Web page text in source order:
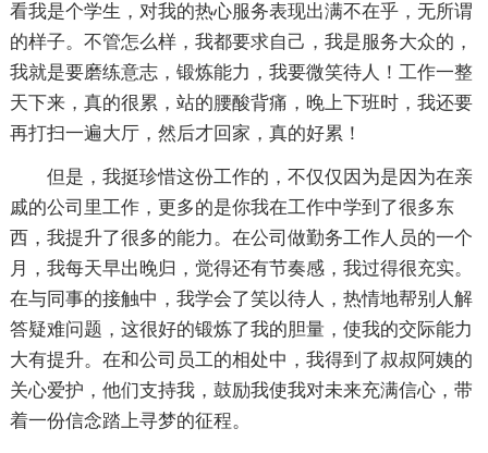
看我是个学生，对我的热心服务表现出满不在乎，无所谓
的样子。不管怎么样，我都要求自己，我是服务大众的，
我就是要磨练意志，锻炼能力，我要微笑待人！工作一整
天下来，真的很累，站的腰酸背痛，晚上下班时，我还要
再打扫一遍大厅，然后才回家，真的好累！
但是，我挺珍惜这份工作的，不仅仅因为是因为在亲
戚的公司里工作，更多的是你我在工作中学到了很多东
西，我提升了很多的能力。在公司做勤务工作人员的一个
月，我每天早出晚归，觉得还有节奏感，我过得很充实。
在与同事的接触中，我学会了笑以待人，热情地帮别人解
答疑难问题，这很好的锻炼了我的胆量，使我的交际能力
大有提升。在和公司员工的相处中，我得到了叔叔阿姨的
关心爱护，他们支持我，鼓励我使我对未来充满信心，带
着一份信念踏上寻梦的征程。